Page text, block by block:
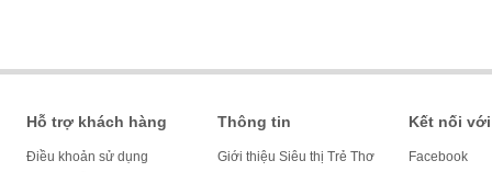
Hỗ trợ khách hàng
Điều khoản sử dụng
Thông tin
Giới thiệu Siêu thị Trẻ Thơ
Kết nối
Facebook